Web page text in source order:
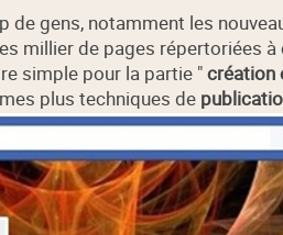
de gens, notamment les
millier de pages répertoriées
simple pour la partie "création
plus techniques de